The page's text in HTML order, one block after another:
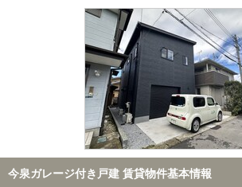
今泉ガレージ付き戸建 賃貸物件基本情報